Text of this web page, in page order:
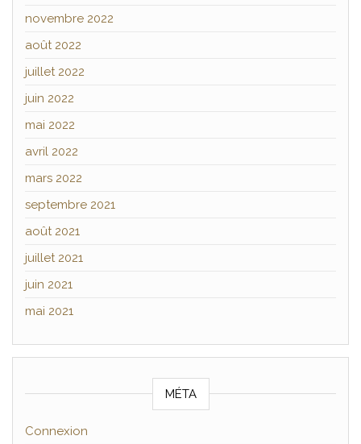
novembre 2022
août 2022
juillet 2022
juin 2022
mai 2022
avril 2022
mars 2022
septembre 2021
août 2021
juillet 2021
juin 2021
mai 2021
MÉTA
Connexion